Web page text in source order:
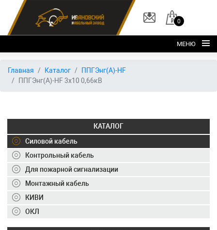
0
МЕНЮ
Главная
О заводе
Склад
ОКЛ
Вакансии
Контакты
+7 (495) 150-40-20
Главная Каталог
ППГЭнг(А)-HF
ППГЭнг(А)-HF 3х10 0,66кВ
КАТАЛОГ
Силовой кабель
Контрольный кабель
Для пожарной сигнализации
Монтажный кабель
КИВИ
ОКЛ